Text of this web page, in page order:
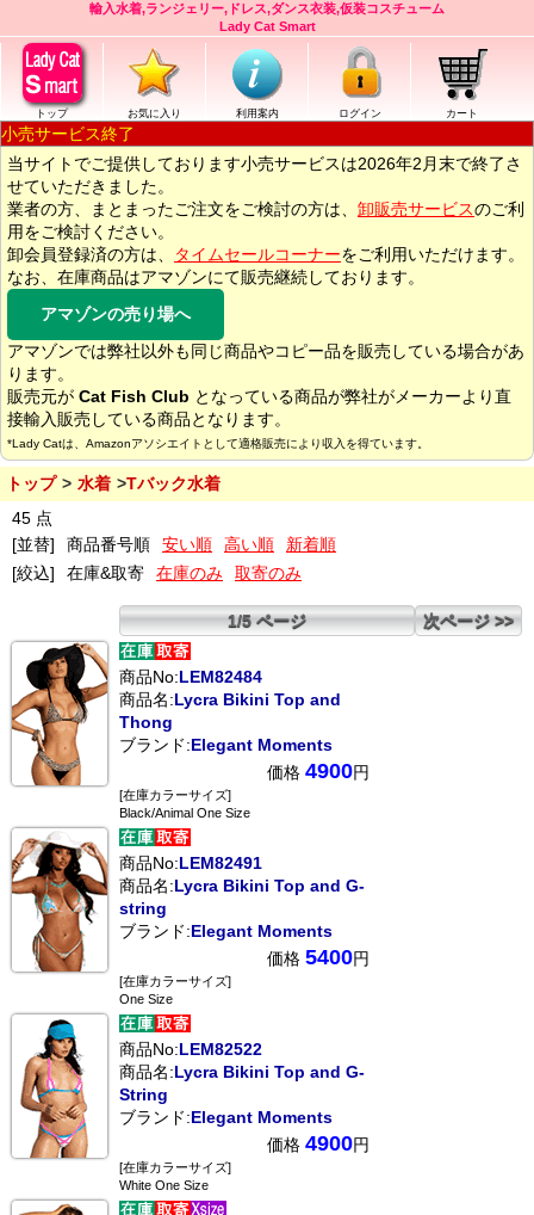
輸入水着,ランジェリー,ドレス,ダンス衣装,仮装コスチューム
Lady Cat Smart
トップ お気に入り 利用案内 ログイン カート
小売サービス終了
当サイトでご提供しております小売サービスは2026年2月末で終了さ
せていただきました。
業者の方、まとまったご注文をご検討の方は、 卸販売サービスのご利
用をご検討ください。
卸会員登録済の方は、
タイムセールコーナーをご利用いただけます。
なお、在庫商品はアマゾンにて販売継続しております。
アマゾンの売り場へ
アマゾンでは弊社以外も同じ商品やコピー品を販売している場合があ
ります。
販売元が Cat Fish Club となっている商品が弊社がメーカーより直
接輸入販売している商品となります。
*Lady Catは、Amazonアソシエイトとして適格販売により収入を得ています。
トップ 水着
Tバック水着
45 点
[並替]
商品番号順 安い順 高い順
新着順
[絞込]
在庫&取寄 在庫のみ 取寄のみ
1/5 ページ 次ページ >>
商品No:LEM82484
商品名:Lycra Bikini Top and
Thong
ブランド:Elegant Moments
価格 4900円
[在庫カラーサイズ]
Black/Animal One Size
商品No:LEM82491
商品名:Lycra Bikini Top and G-
string
ブランド:Elegant Moments
価格 5400円
[在庫カラーサイズ]
One Size
商品No:LEM82522
商品名:Lycra Bikini Top and G-
String
ブランド:Elegant Moments
価格 4900円
[在庫カラーサイズ]
White One Size